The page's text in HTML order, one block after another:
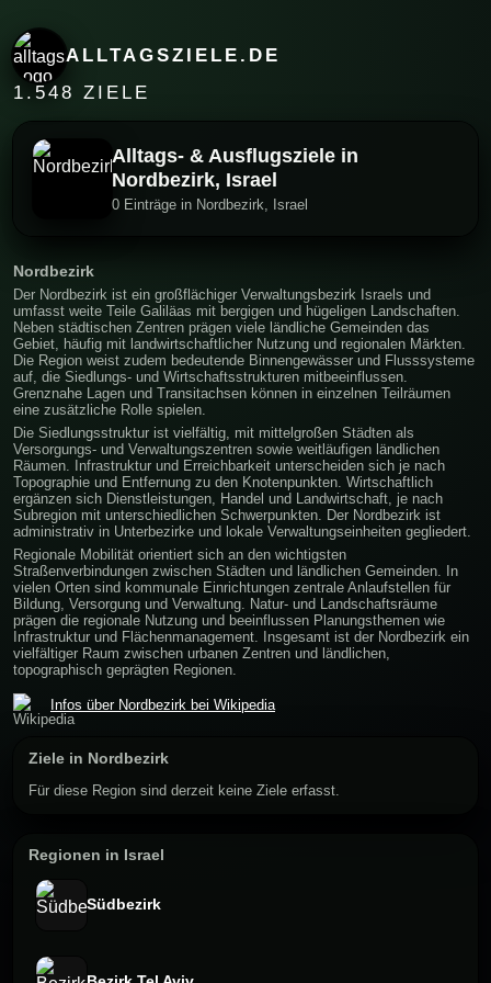
ALLTAGSZIELE.DE
1.548 ZIELE
Alltags- & Ausflugsziele in
Nordbezirk, Israel
0 Einträge in Nordbezirk, Israel
Nordbezirk
Der Nordbezirk ist ein großflächiger Verwaltungsbezirk Israels und
umfasst weite Teile Galiläas mit bergigen und hügeligen Landschaften.
Neben städtischen Zentren prägen viele ländliche Gemeinden das
Gebiet, häufig mit landwirtschaftlicher Nutzung und regionalen Märkten.
Die Region weist zudem bedeutende Binnengewässer und Flusssysteme
auf, die Siedlungs- und Wirtschaftsstrukturen mitbeeinflussen.
Grenznahe Lagen und Transitachsen können in einzelnen Teilräumen
eine zusätzliche Rolle spielen.
Die Siedlungsstruktur ist vielfältig, mit mittelgroßen Städten als
Versorgungs- und Verwaltungszentren sowie weitläufigen ländlichen
Räumen. Infrastruktur und Erreichbarkeit unterscheiden sich je nach
Topographie und Entfernung zu den Knotenpunkten. Wirtschaftlich
ergänzen sich Dienstleistungen, Handel und Landwirtschaft, je nach
Subregion mit unterschiedlichen Schwerpunkten. Der Nordbezirk ist
administrativ in Unterbezirke und lokale Verwaltungseinheiten gegliedert.
Regionale Mobilität orientiert sich an den wichtigsten
Straßenverbindungen zwischen Städten und ländlichen Gemeinden. In
vielen Orten sind kommunale Einrichtungen zentrale Anlaufstellen für
Bildung, Versorgung und Verwaltung. Natur- und Landschaftsräume
prägen die regionale Nutzung und beeinflussen Planungsthemen wie
Infrastruktur und Flächenmanagement. Insgesamt ist der Nordbezirk ein
vielfältiger Raum zwischen urbanen Zentren und ländlichen,
topographisch geprägten Regionen.
Infos über Nordbezirk bei Wikipedia
Ziele in Nordbezirk
Für diese Region sind derzeit keine Ziele erfasst.
Regionen in Israel
Südbezirk